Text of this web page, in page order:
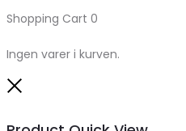
Shopping Cart 0
Ingen varer i kurven.